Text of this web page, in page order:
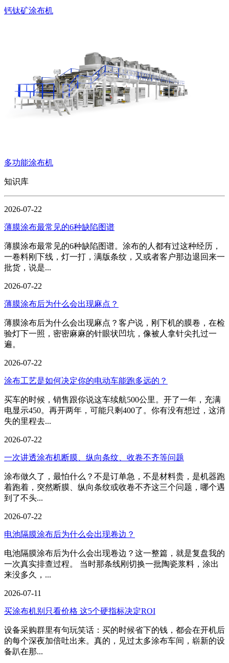
钙钛矿涂布机
多功能涂布机
知识库
2026-07-22
薄膜涂布最常见的6种缺陷图谱
薄膜涂布最常见的6种缺陷图谱。涂布的人都有过这种经历，
一卷料刚下线，灯一打，满版条纹，又或者客户那边退回来一
批货，说是...
2026-07-22
薄膜涂布后为什么会出现麻点？
薄膜涂布后为什么会出现麻点？客户说，刚下机的膜卷，在检
验灯下一照，密密麻麻的针眼状凹坑，像被人拿针尖扎过一
遍。
2026-07-22
涂布工艺是如何决定你的电动车能跑多远的？
买车的时候，销售跟你说这车续航500公里。开了一年，充满
电显示450。再开两年，可能只剩400了。你有没有想过，这消
失的里程去...
2026-07-22
一次讲透涂布机断膜、纵向条纹、收卷不齐等问题
涂布做久了，最怕什么？不是订单急，不是材料贵，是机器跑
着跑着，突然断膜、纵向条纹或收卷不齐这三个问题，哪个遇
到了不头...
2026-07-22
电池隔膜涂布后为什么会出现卷边？
电池隔膜涂布后为什么会出现卷边？这一整篇，就是复盘我的
一次真实排查过程。 当时那条线刚切换一批陶瓷浆料，涂出
来没多久，...
2026-07-11
买涂布机别只看价格 这5个硬指标决定ROI
设备采购群里有句玩笑话：买的时候省下的钱，都会在开机后
的每个深夜加倍吐出来。真的，见过太多涂布车间，崭新的设
备趴在那...